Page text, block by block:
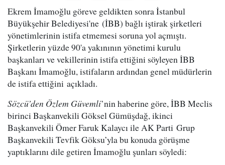
Ekrem İmamoğlu göreve geldikten sonra İstanbul
Büyükşehir Belediyesi'ne (İBB) bağlı iştirak şirketleri
yönetimlerinin istifa etmemesi soruna yol açmıştı.
Şirketlerin yüzde 90'a yakınının yönetimi kurulu
başkanları ve vekillerinin istifa ettiğini söyleyen İBB
Başkanı İmamoğlu, istifaların ardından genel müdürlerin
de istifa ettiğini açıkladı.
Sözcü’den Özlem Güvemli’nin haberine göre, İBB Meclis
birinci Başkanvekili Göksel Gümüşdağ, ikinci
Başkanvekili Ömer Faruk Kalaycı ile AK Parti Grup
Başkanvekili Tevfik Göksu’yla bu konuda görüşme
yaptıklarını dile getiren İmamoğlu şunları söyledi: